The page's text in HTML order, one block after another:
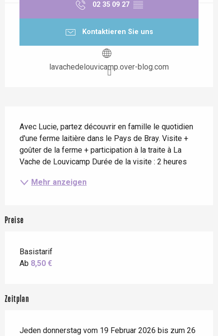
02 35 09 27 ▒▒
Kontaktieren Sie uns
lavachedelouvicamp.over-blog.com
Avec Lucie, partez découvrir en famille le quotidien
d'une ferme laitière dans le Pays de Bray. Visite +
goûter de la ferme + participation à la traite à La
Vache de Louvicamp Durée de la visite : 2 heures
Mehr anzeigen
Preise
Basistarif
Ab 8,50 €
Zeitplan
Jeden donnerstag vom 19 Februar 2026 bis zum 26